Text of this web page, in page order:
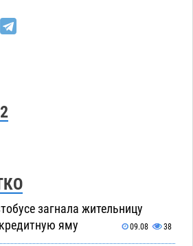
загнала жительницу
яму
09.08 38